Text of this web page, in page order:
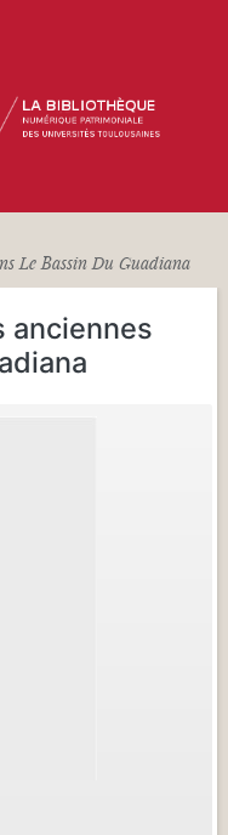
Le Bassin Du Guadiana
anciennes